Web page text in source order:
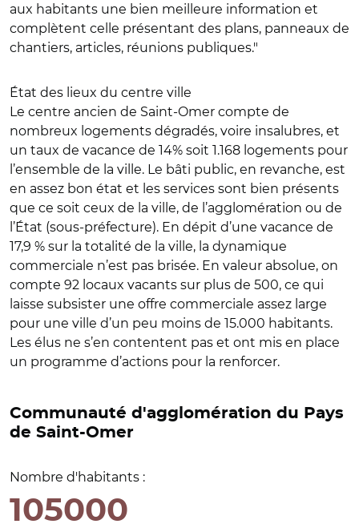
aux habitants une bien meilleure information et
complètent celle présentant des plans, panneaux de
chantiers, articles, réunions publiques."
État des lieux du centre ville
Le centre ancien de Saint-Omer compte de
nombreux logements dégradés, voire insalubres, et
un taux de vacance de 14% soit 1.168 logements pour
l’ensemble de la ville. Le bâti public, en revanche, est
en assez bon état et les services sont bien présents
que ce soit ceux de la ville, de l’agglomération ou de
l’État (sous-préfecture). En dépit d’une vacance de
17,9 % sur la totalité de la ville, la dynamique
commerciale n’est pas brisée. En valeur absolue, on
compte 92 locaux vacants sur plus de 500, ce qui
laisse subsister une offre commerciale assez large
pour une ville d’un peu moins de 15.000 habitants.
Les élus ne s’en contentent pas et ont mis en place
un programme d’actions pour la renforcer.
Communauté d'agglomération du Pays
de Saint-Omer
Nombre d'habitants :
105000